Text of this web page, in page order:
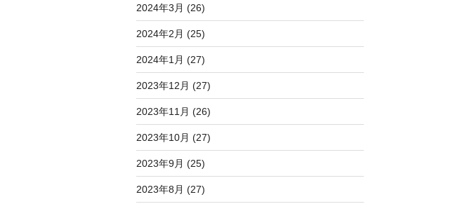
2024年3月 (26)
2024年2月 (25)
2024年1月 (27)
2023年12月 (27)
2023年11月 (26)
2023年10月 (27)
2023年9月 (25)
2023年8月 (27)